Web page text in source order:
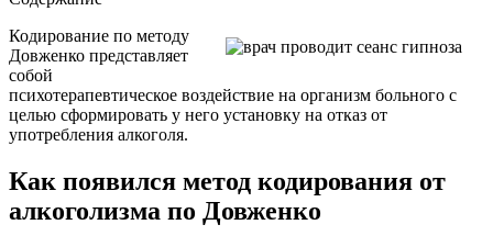
Кодирование по методу
Довженко представляет
собой
психотерапевтическое воздействие на организм больного с
целью сформировать у него установку на отказ от
употребления алкоголя.
Как появился метод кодирования от
алкоголизма по Довженко